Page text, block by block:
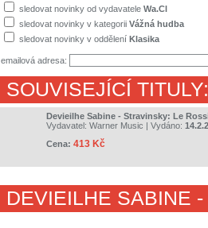
sledovat novinky od vydavatele Wa.Cl
sledovat novinky v kategorii Vážná hudba
sledovat novinky v oddělení Klasika
emailová adresa:
SOUVISEJÍCÍ TITULY:
Devieilhe Sabine - Stravinsky: Le
Vydavatel: Warner Music | Vydáno:
Cena: 413 Kč
DEVIEILHE SABINE -